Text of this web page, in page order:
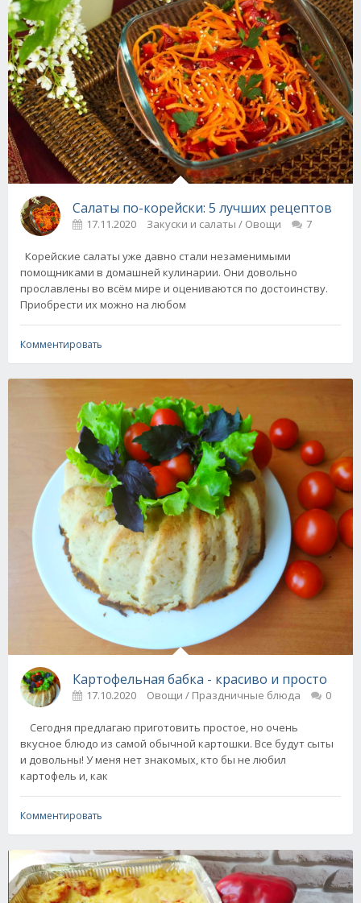
Салаты по-корейски: 5 лучших рецептов
17.11.2020 Закуски и салаты / Овощи 7
Корейские салаты уже давно стали незаменимыми
помощниками в домашней кулинарии. Они довольно
прославлены во всём мире и оцениваются по достоинству.
Приобрести их можно на любом
Комментировать
Картофельная бабка - красиво и просто
17.10.2020 Овощи / Праздничные блюда 0
Сегодня предлагаю приготовить простое, но очень
вкусное блюдо из самой обычной картошки. Все будут сыты
и довольны! У меня нет знакомых, кто бы не любил
картофель и, как
Комментировать